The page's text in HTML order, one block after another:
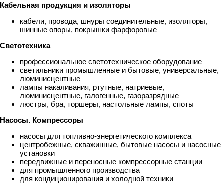
Кабельная продукция и изоляторы
кабели, провода, шнуры соединительные, изоляторы,
шинные опоры, покрышки фарфоровые
Светотехника
профессиональное светотехническое оборудование
светильники промышленные и бытовые, универсальные,
люминисцентные
лампы накаливания, ртутные, натриевые,
люминисцентные, галогенные, газоразрядные
люстры, бра, торшеры, настольные лампы, споты
Насосы. Компрессоры
насосы для топливно-энергетического комплекса
центробежные, скважинные, бытовые насосы и насосные
установки
передвижные и переносные компрессорные станции
для промышленного производства
для кондиционирования и холодной техники